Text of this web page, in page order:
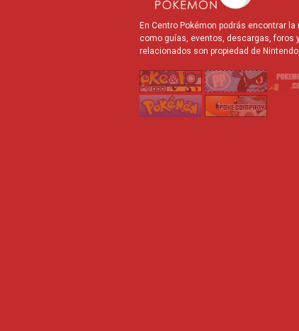
En Centro Pokémon podrás encontrar
como guías, eventos, descargas, foros
relacionados son propiedad de